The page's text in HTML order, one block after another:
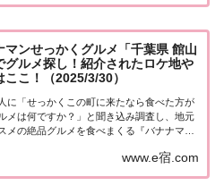
マンせっかくグルメ「千葉県 館山
グルメ探し！紹介されたロケ地や
ここ！（2025/3/30）
に「せっかくこの町に来たなら食べた方が
メは何ですか？」と聞き込み調査し、地元
メの絶品グルメを食べまくる『バナナマン
っかくグルメ』は日村さんが千葉県・館山
www.e宿.com